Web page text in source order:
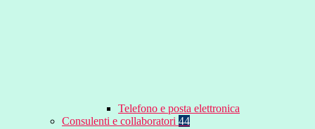
Telefono e posta elettronica
Consulenti e collaboratori 44